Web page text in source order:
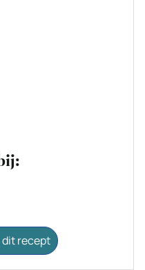
recept